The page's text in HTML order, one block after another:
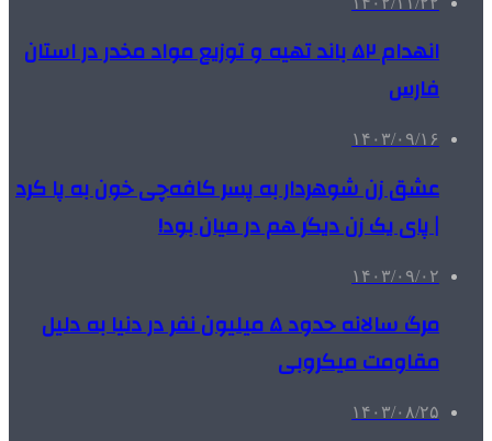
انهدام ۵۲ باند تهیه و توزیع مواد مخدر در استان
فارس
۱۴۰۳/۰۹/۱۶
عشق زن شوهردار به پسر کافه‌چی خون به پا کرد
| پای یک زن دیگر هم در میان بود!
۱۴۰۳/۰۹/۰۲
مرگ سالانه حدود ۵ میلیون نفر در دنیا به دلیل
مقاومت میکروبی
۱۴۰۳/۰۸/۲۵